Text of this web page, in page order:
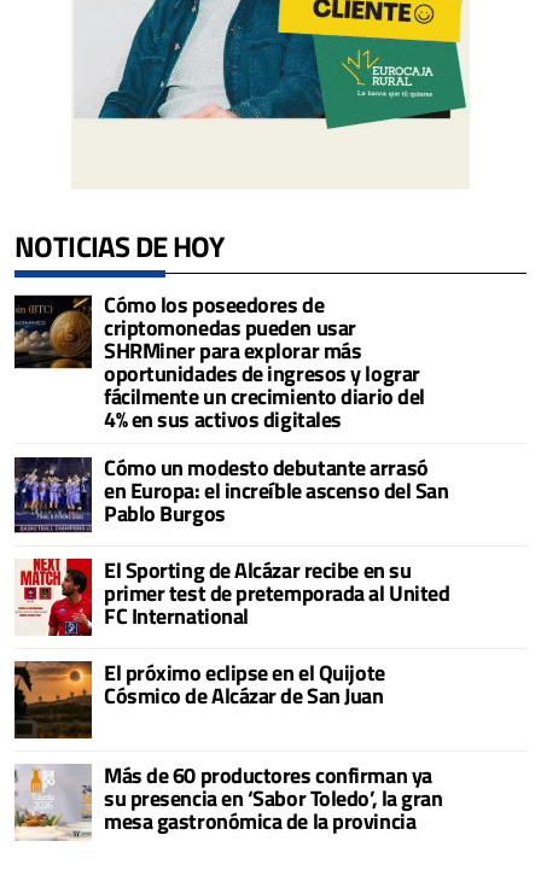
NOTICIAS DE HOY
Cómo los poseedores de
criptomonedas pueden usar
SHRMiner para explorar más
oportunidades de ingresos y lograr
fácilmente un crecimiento diario del
4% en sus activos digitales
Cómo un modesto debutante arrasó
en Europa: el increíble ascenso del San
Pablo Burgos
El Sporting de Alcázar recibe en su
primer test de pretemporada al United
FC International
El próximo eclipse en el Quijote
Cósmico de Alcázar de San Juan
Más de 60 productores confirman ya
su presencia en ‘Sabor Toledo’, la gran
mesa gastronómica de la provincia